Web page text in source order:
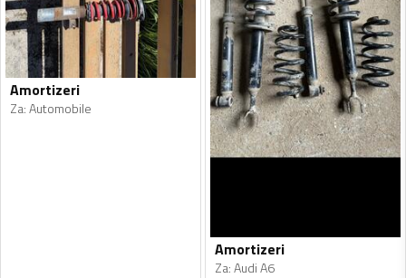
Amortizeri
Za:Automobile
Amortizeri
Za:Audi A6